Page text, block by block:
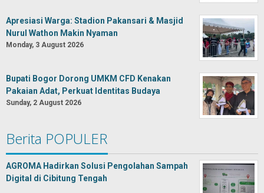
Apresiasi Warga: Stadion Pakansari & Masjid
Nurul Wathon Makin Nyaman
Monday, 3 August 2026
Bupati Bogor Dorong UMKM CFD Kenakan
Pakaian Adat, Perkuat Identitas Budaya
Sunday, 2 August 2026
Berita POPULER
AGROMA Hadirkan Solusi Pengolahan Sampah
Digital di Cibitung Tengah